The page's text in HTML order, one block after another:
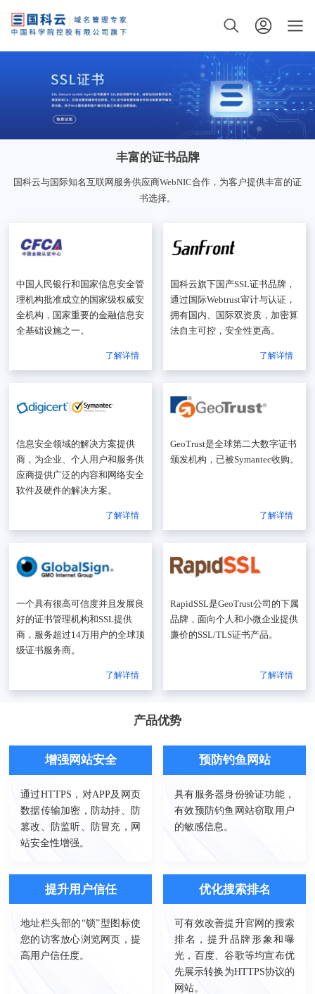
丰富的证书品牌
国科云与国际知名互联网服务供应商WebNIC合作，为客户提供丰富的证
书选择。
中国人民银行和国家信息安全管
理机构批准成立的国家级权威安
全机构，国家重要的金融信息安
全基础设施之一。
了解详情
国科云旗下国产SSL证书品牌，
通过国际Webtrust审计与认证，
拥有国内、国际双资质，加密算
法自主可控，安全性更高。
了解详情
信息安全领域的解决方案提供
商，为企业、个人用户和服务供
应商提供广泛的内容和网络安全
软件及硬件的解决方案。
了解详情
GeoTrust是全球第二大数字证书
颁发机构，已被Symantec收购。
了解详情
一个具有很高可信度并且发展良
好的证书管理机构和SSL提供
商，服务超过14万用户的全球顶
级证书服务商。
了解详情
RapidSSL是GeoTrust公司的下属
品牌，面向个人和小微企业提供
廉价的SSL/TLS证书产品。
了解详情
产品优势
增强网站安全
通过HTTPS，对APP及网页
数据传输加密，防劫持、防
篡改、防监听、防冒充，网
站安全性增强。
预防钓鱼网站
具有服务器身份验证功能，
有效预防钓鱼网站窃取用户
的敏感信息。
提升用户信任
地址栏头部的“锁”型图标使
您的访客放心浏览网页，提
高用户信任度。
优化搜索排名
可有效改善提升官网的搜索
排名，提升品牌形象和曝
光，百度、谷歌等均宣布优
先展示转换为HTTPS协议的
网站。